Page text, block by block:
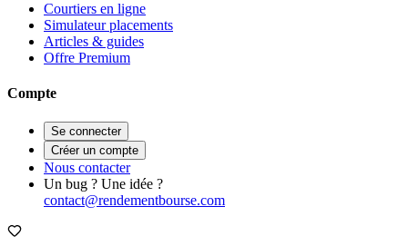
Courtiers en ligne
Simulateur placements
Articles & guides
Offre Premium
Compte
Se connecter
Créer un compte
Nous contacter
Un bug ? Une idée ?
contact@rendementbourse.com